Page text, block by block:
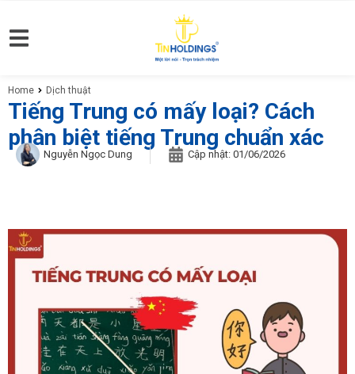
You are here:
Home Dịch thuật
Tiếng Trung có mấy loại? Cách
phân biệt tiếng Trung chuẩn xác
Nguyễn Ngọc Dung Cập nhật: 01/06/2026